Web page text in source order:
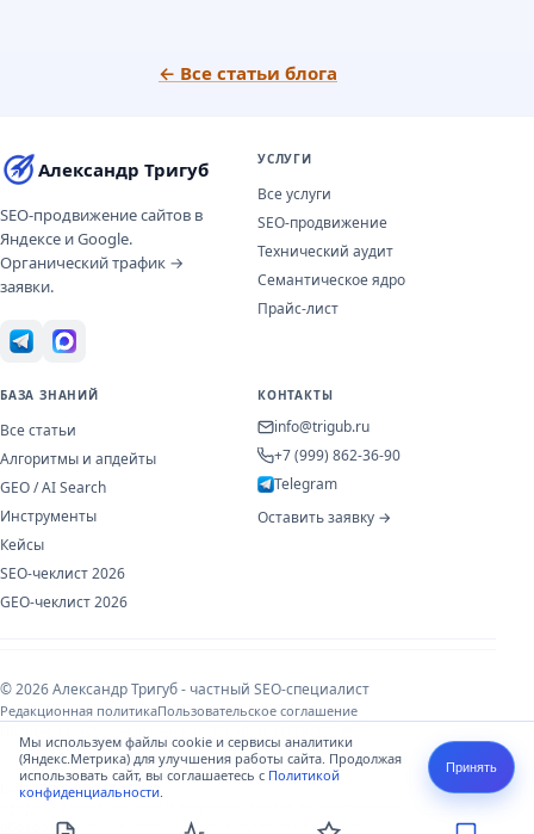
← Все статьи блога
Александр Тригуб
SEO-продвижение сайтов в
Яндексе и Google.
Органический трафик →
заявки.
УСЛУГИ
Все услуги
SEO-продвижение
Технический аудит
Семантическое ядро
Прайс-лист
БАЗА ЗНАНИЙ
Все статьи
Алгоритмы и апдейты
GEO / AI Search
Инструменты
Кейсы
SEO-чеклист 2026
GEO-чеклист 2026
КОНТАКТЫ
info@trigub.ru
+7 (999) 862-36-90
Telegram
Оставить заявку →
© 2026 Александр Тригуб - частный SEO-специалист
Редакционная политикаПользовательское соглашение
Информация носит справочный характер и не является публичной
обработки ПДн
. Оператор: ИП Тригуб Александр Николаевич,
Мы используем файлы cookie и сервисы аналитики
(Яндекс.Метрика) для улучшения работы сайта. Продолжая
использовать сайт, вы соглашаетесь с Политикой
конфиденциальности.
Принять